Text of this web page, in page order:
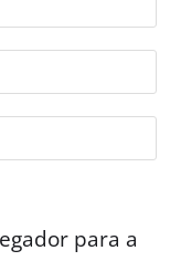
para a